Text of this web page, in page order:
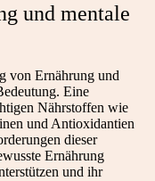
und mentale
von Ernährung und
Eine
Nährstoffen wie
und Antioxidantien
dieser
Ernährung
und ihr